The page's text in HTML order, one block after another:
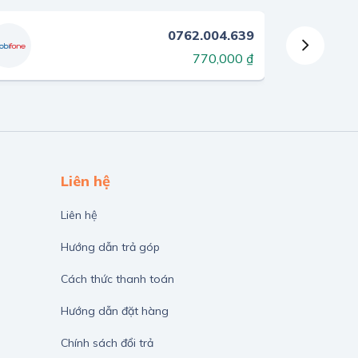
0762.004.639
770,000 ₫
Liên hệ
Liên hệ
Hướng dẫn trả góp
Cách thức thanh toán
Hướng dẫn đặt hàng
Chính sách đổi trả